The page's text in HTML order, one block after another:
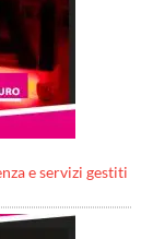
e servizi gestiti